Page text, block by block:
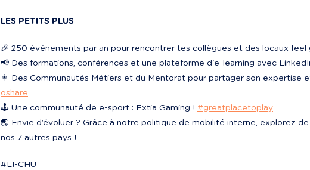
LES PETITS PLUS
🎉 250 événements par an pour rencontrer tes collègues et des locaux feel
📢 Des formations, conférences et une plateforme d'e-learning avec
👩‍ Des Communautés Métiers et du Mentorat pour partager son expertise
oshare
🕹️ Une communauté de e-sport : Extia Gaming ! #greatplacetoplay
🌏 Envie d’évoluer ? Grâce à notre politique de mobilité interne, explorez
nos 7 autres pays !
#LI-CHU